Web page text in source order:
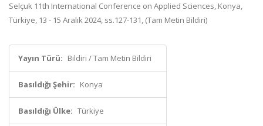
Selçuk 11th International Conference on Applied Sciences, Konya,
Türkiye, 13 - 15 Aralık 2024, ss.127-131, (Tam Metin Bildiri)
Yayın Türü: Bildiri / Tam Metin Bildiri
Basıldığı Şehir: Konya
Basıldığı Ülke: Türkiye